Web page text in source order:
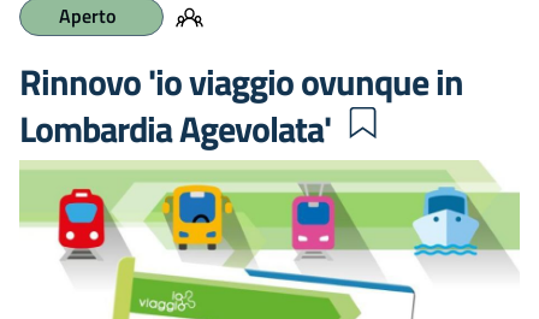
Aperto
Rinnovo 'io viaggio ovunque in
Lombardia Agevolata'